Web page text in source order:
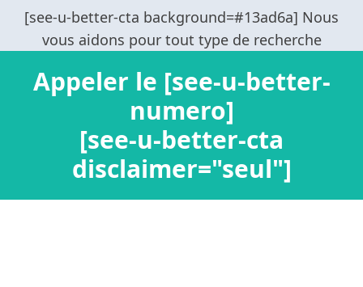
Appeler le [see-u-better-
numero]
[see-u-better-cta
disclaimer="seul"]